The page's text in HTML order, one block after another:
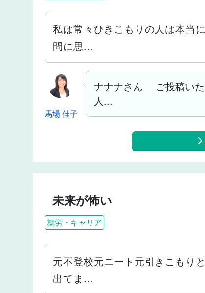
私は常々ひきこもりの人は本当
問に思...
馬場 佳子
ナナナさん ご投稿いた
人...
未来が怖い
就労・キャリア
元不登校元ニート元引きこもり
出てま...